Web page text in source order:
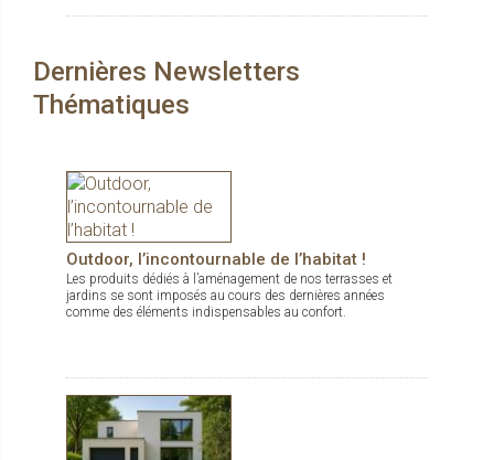
Dernières Newsletters
Thématiques
Outdoor, l’incontournable de l’habitat !
Les produits dédiés à l’aménagement de nos terrasses et
jardins se sont imposés au cours des dernières années
comme des éléments indispensables au confort.